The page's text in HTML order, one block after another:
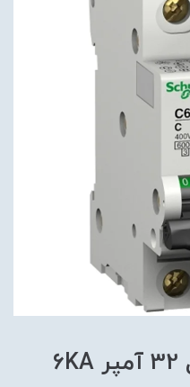
کلید مينياتوری دو پل 32 آمپر 6KA